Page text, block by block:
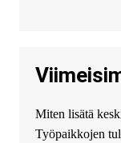
купить хавал
http://jolion-
Появился
взять деньги?
Miten lisätä
Työpaikkojen